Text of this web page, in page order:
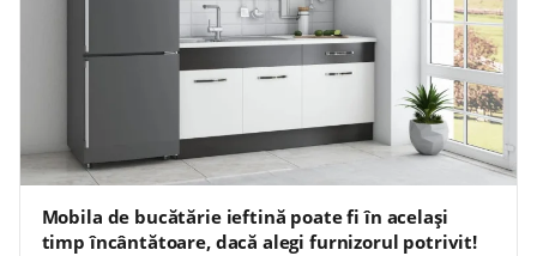
Mobila de bucătărie ieftină poate fi în același
timp încântătoare, dacă alegi furnizorul potrivit!